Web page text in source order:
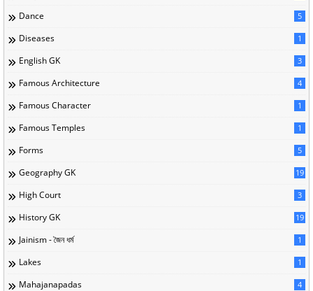
Dance 5
Diseases 1
English GK 3
Famous Architecture 4
Famous Character 1
Famous Temples 1
Forms 5
Geography GK 19
High Court 3
History GK 19
Jainism - জৈন ধর্ম 1
Lakes 1
Mahajanapadas 4